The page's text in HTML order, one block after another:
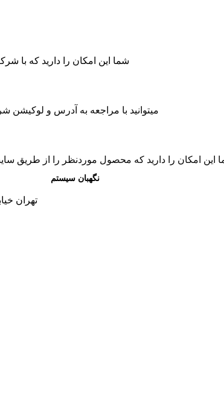
شما این امکان را دارید که با
میتوانید با مراجعه به آدرس و
این امکان را دارید که محصول موردنظر را از طریق
نگهبان سیستم
تهران